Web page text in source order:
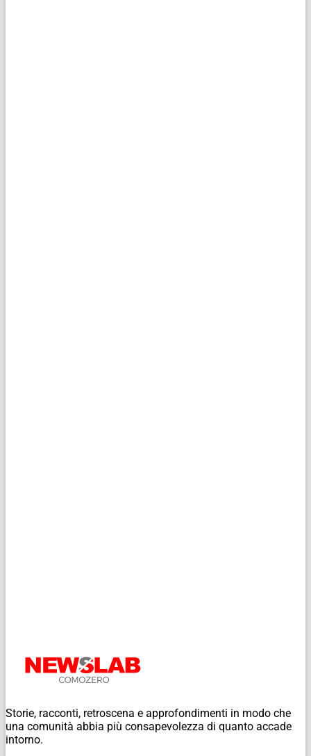
Storie, racconti, retroscena e approfondimenti in modo che
una comunità abbia più consapevolezza di quanto accade
intorno.